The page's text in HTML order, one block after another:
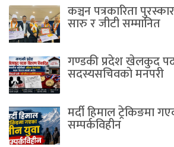
कञ्चन पत्रकारिता
सारु र जीटी सम्मानित
गण्डकी प्रदेश खेलकुद
सदस्यसचिवकाे मनपरी
मर्दी हिमाल ट्रेकिङमा
सम्पर्कविहीन